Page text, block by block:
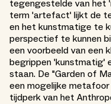
tegengestelde van het
term 'artefact' lijkt de
en het kunstmatige te
perspectief te kunnen
een voorbeeld van een
begrippen 'kunstmatig'
staan. De "Garden of
een mogelijke metafoor
tijdperk van het